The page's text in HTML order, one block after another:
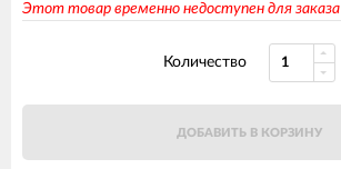
Этот товар временно недоступен для заказа
Количество
ДОБАВИТЬ В КОРЗИНУ